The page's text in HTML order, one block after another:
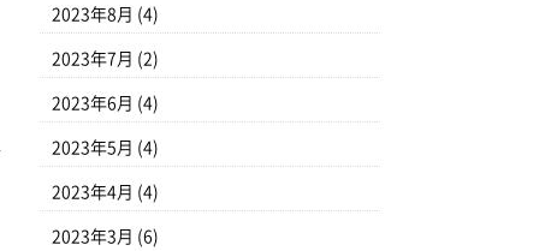
2023年8月 (4)
2023年7月 (2)
2023年6月 (4)
2023年5月 (4)
2023年4月 (4)
2023年3月 (6)